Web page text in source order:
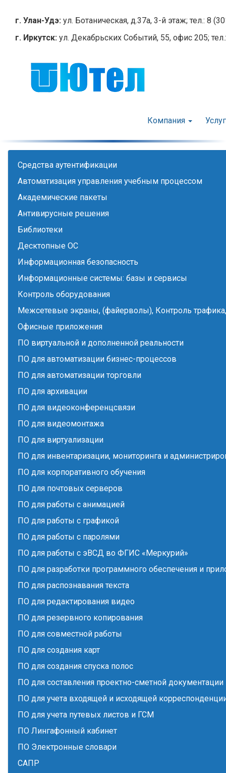
содержанию
г. Улан-Удэ: ул. Ботаническая, д.37а, 3-й этаж; тел.: 8
г. Иркутск: ул. Декабрьских Событий, 55, офис 205;
Компания
Cредства аутентификации
Автоматизация управления учебным процессом
Академические пакеты
Антивирусные решения
Библиотеки
Десктопные ОС
Информационная безопасность
Информационные системы: базы и сервисы
Контроль оборудования
Межсетевые экраны, (файерволы), Контроль
Офисные приложения
ПО виртуальной и дополненной реальности
ПО для автоматизации бизнес-процессов
ПО для автоматизации торговли
ПО для архивации
ПО для видеоконференцсвязи
ПО для видеомонтажа
ПО для виртуализации
ПО для инвентаризации, мониторинга и
ПО для корпоративного обучения
ПО для почтовых серверов
ПО для работы с анимацией
ПО для работы с графикой
ПО для работы с паролями
ПО для работы с эВСД во ФГИС «Меркурий»
ПО для разработки программного обеспечения и
ПО для распознавания текста
ПО для редактирования видео
ПО для резервного копирования
ПО для совместной работы
ПО для создания карт
ПО для создания спуска полос
ПО для составления проектно-сметной документации
ПО для учета входящей и исходящей
ПО для учета путевых листов и ГСМ
ПО Лингафонный кабинет
ПО Электронные словари
САПР